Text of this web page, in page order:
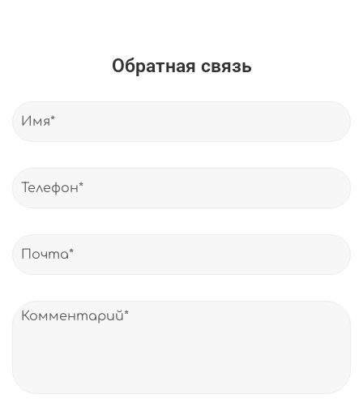
Обратная связь